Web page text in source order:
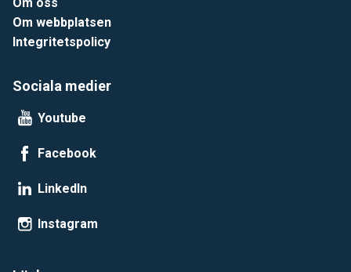
Om webbplatsen
Integritetspolicy
Sociala medier
Youtube
Facebook
LinkedIn
Instagram